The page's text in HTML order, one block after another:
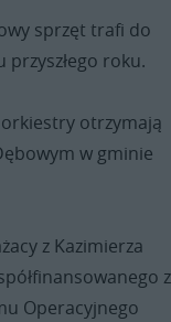
sprzęt trafi do
roku.
otrzymają
w gminie
z Kazimierza
Operacyjnego